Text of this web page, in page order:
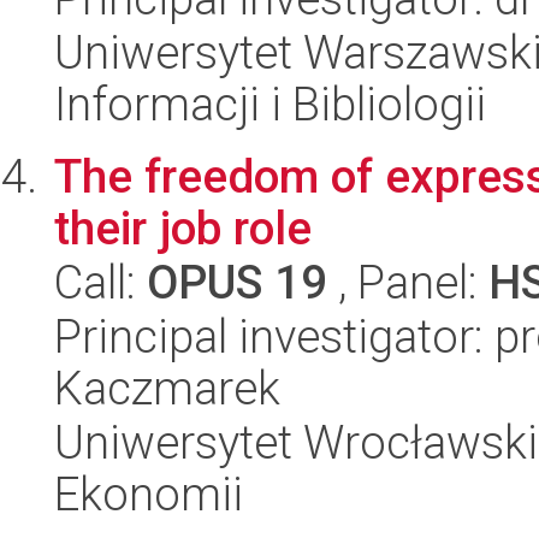
Uniwersytet
Informacji i Bibliologii
The freedom of
their job role
Call: OPUS 19 , Panel:
Principal investigator:
Kaczmarek
Uniwersytet
Ekonomii